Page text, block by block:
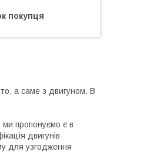
покупця
а саме з двигуном. В
ми пропонуємо є в
двигунів
для узгодження